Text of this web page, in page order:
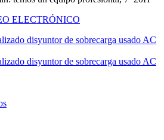
ELECTRÓNICO